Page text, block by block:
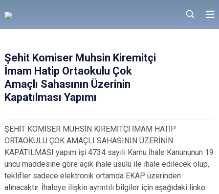
Şehit Komiser Muhsin Kiremitçi
İmam Hatip Ortaokulu Çok
Amaçlı Sahasının Üzerinin
Kapatılması Yapımı
ŞEHİT KOMİSER MUHSİN KİREMİTÇİ İMAM HATİP
ORTAOKULU ÇOK AMAÇLI SAHASININ ÜZERİNİN
KAPATILMASI yapım işi 4734 sayılı Kamu İhale Kanununun 19
uncu maddesine göre açık ihale usulü ile ihale edilecek olup,
teklifler sadece elektronik ortamda EKAP üzerinden
alınacaktır. İhaleye ilişkin ayrıntılı bilgiler için aşağıdaki linke